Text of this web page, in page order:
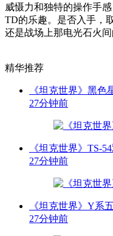
威慑力和独特的操作手
TD的乐趣。是否入手，
还是战场上那电光石火间
精华推荐
《坦克世界》黑色
27分钟前
《坦克世界》TS-
27分钟前
《坦克世界》Y系
27分钟前